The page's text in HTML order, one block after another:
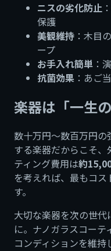
ニスの劣化防止
保護
美観維持 ：木目
ープ
お手入れ簡単 ：
抗菌効果 ：あご
楽器は「一生
数十万円〜数百万円
する楽器だからこそ
ティング費用は約
を考えれば、最もコ
す。
大切な楽器を次の世
に。ナノガラスコー
コンディションを維持